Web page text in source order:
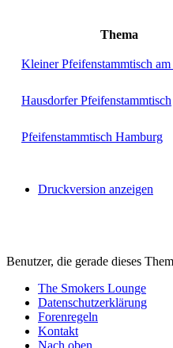
Thema
Kleiner Pfeifenstammtisch
Hausdorfer Pfeifenstammtisch
Pfeifenstammtisch Hamburg
Druckversion anzeigen
Benutzer, die gerade dieses
The Smokers Lounge
Datenschutzerklärung
Forenregeln
Kontakt
Nach oben